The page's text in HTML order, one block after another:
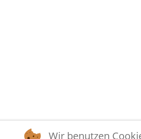
Wir benutzen